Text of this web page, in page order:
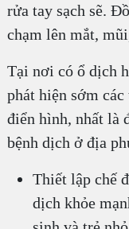
rửa tay sạch sẽ.
chạm lên mắt,
Tại nơi có ổ dịch
phát hiện sớm
điển hình, nhất là
bệnh dịch ở địa
Thiết lập chế
dịch khỏe